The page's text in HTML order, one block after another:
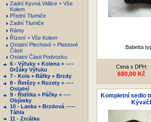
Zadní Kyvná Vidlice + Vše
Kolem
Přední Tlumiče
Zadní Tlumiče
Rámy
Řízení + Vše Kolem
Ostatní Plechové + Plastové
Části
Ostatní Části Podvozku
6 - Výfuky + Kolena + ----
Držáky Výfuku
7 - Kola + Ráfky + Brzdy
8 - Řetězy + Rozety + ----
Ostatní
9 - Řidítka + Páčky + ----
Objímky
10 - Lanka + Brzdová -----
Táhla
11 - Zrcátka
Babetta
Cena s DPH:
680,00 Kč
Kompletní sedlo